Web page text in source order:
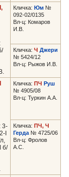
Кличка: Юм №
092-02/0135
Вл-ц: Комаров
И.В.
Кличка: Ч Джери
№ 5424/12
Вл-ц: Рыжов И.В.
3-
I
б/
Кличка: ПЧ Руш
№ 4905/08
Вл-ц: Туркин А.А.
Кличка: ПЧ, Ч
Герда № 4725/06
Вл-ц: Фролов
А.С.